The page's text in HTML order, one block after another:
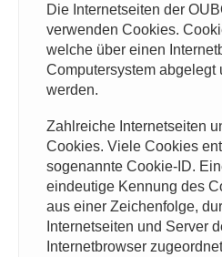
Die Internetseiten der
verwenden Cookies.
welche über einen
Computersystem abgelegt
werden.
Zahlreiche Internetseiten
Cookies. Viele Cookies
sogenannte Cookie-ID.
eindeutige Kennung des
aus einer Zeichenfolge,
Internetseiten und Server
Internetbrowser